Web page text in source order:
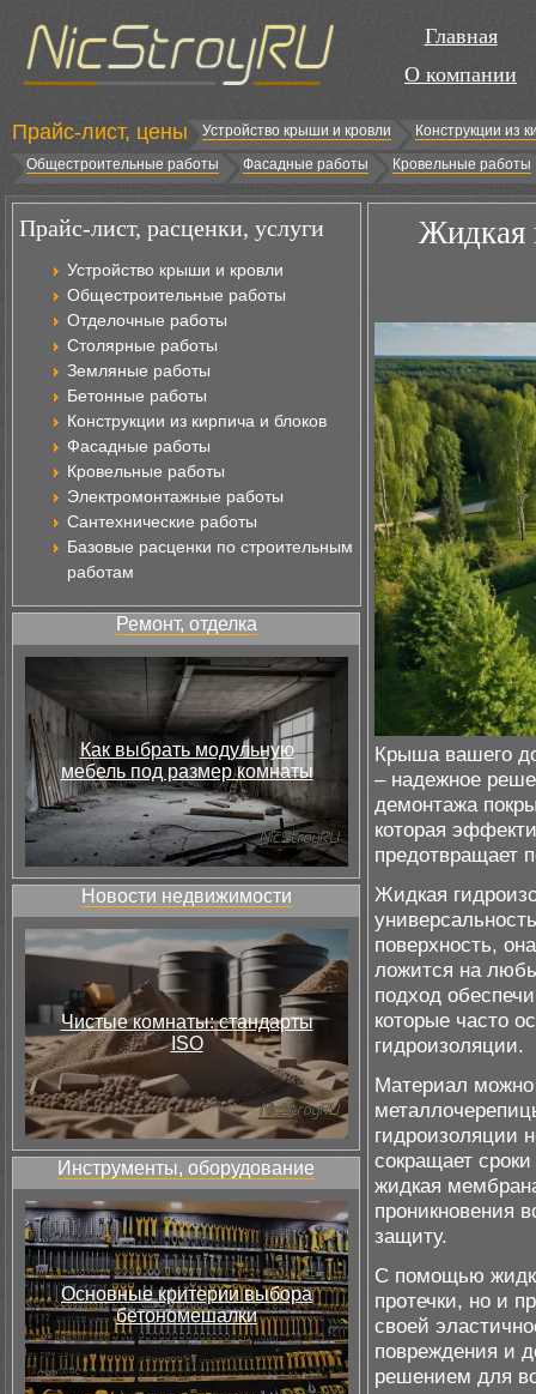
Главная
О компании
Прайс-лист, цены Устройство крыши и кровли
Конструкции из
Общестроительные работы
Фасадные работы Кровельные работы
Прайс-лист, расценки, услуги
Устройство крыши и кровли
Общестроительные работы
Отделочные работы
Столярные работы
Земляные работы
Бетонные работы
Конструкции из кирпича и блоков
Фасадные работы
Кровельные работы
Электромонтажные работы
Сантехнические работы
Базовые расценки по строительным
работам
Ремонт, отделка
Как выбрать модульную
мебель под размер комнаты
Новости недвижимости
Чистые комнаты: стандарты
ISO
Инструменты, оборудование
Основные критерии выбора
бетономешалки
Жидкая
Крыша вашего
– надежное
демонтажа
которая
предотвращает
Жидкая
поверхность,
ложится на
подход
которые часто
гидроизоляции.
Материал
гидроизоляции
сокращает
жидкая
проникновения
защиту.
С помощью
протечки, но и
своей
повреждения и
решением для